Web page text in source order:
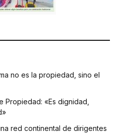
no es la propiedad, sino el
Propiedad: «Es dignidad,
red continental de dirigentes